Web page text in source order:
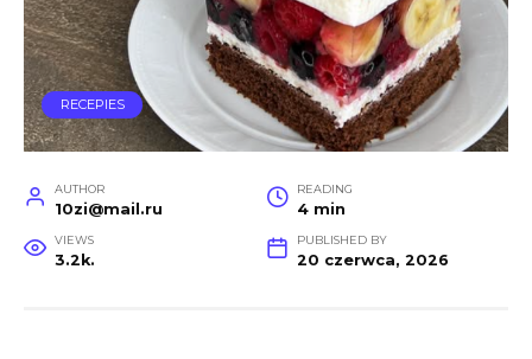
RECEPIES
AUTHOR
10zi@mail.ru
READING
4 min
VIEWS
3.2k.
PUBLISHED BY
20 czerwca, 2026